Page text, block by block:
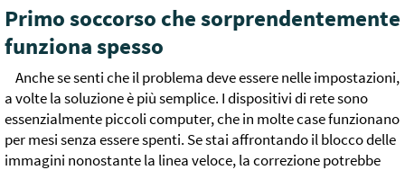
Primo soccorso che sorprendentemente
funziona spesso
Anche se senti che il problema deve essere nelle impostazioni,
a volte la soluzione è più semplice. I dispositivi di rete sono
essenzialmente piccoli computer, che in molte case funzionano
per mesi senza essere spenti. Se stai affrontando il blocco delle
immagini nonostante la linea veloce, la correzione potrebbe